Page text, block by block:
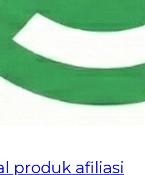
produk afiliasi